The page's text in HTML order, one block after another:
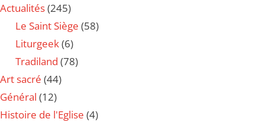
Actualités(245)
Le Saint Siège (58)
Liturgeek(6)
Tradiland (78)
Art sacré (44)
Général (12)
Histoire de l'Eglise (4)